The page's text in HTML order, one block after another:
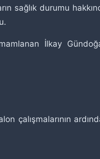
durumu
İlkay
çalışmalarının